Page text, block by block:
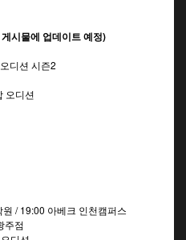
시물에 업데이트 예정)
디션 시즌2
오디션
/ 19:00 아베크 인천캠퍼스
주점